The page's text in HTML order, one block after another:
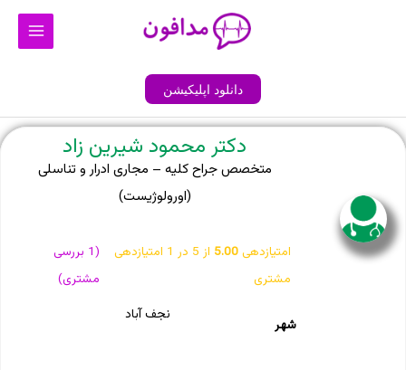
Main
دانلود اپلیکیشن
دکتر محمود شیرین زاد
متخصص جراح کلیه – مجاری ادرار و تناسلی
(اورولوژیست)
امتیازدهی5.00 از 5 در 1 امتیازدهی
مشتری
(
1 بررسی
مشتری)
شهر
نجف آباد